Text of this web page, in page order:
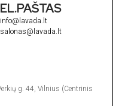
EL.PAŠTAS
info@lavada.lt
salonas@lavada.lt
g. 44, Vilnius (Centrinis